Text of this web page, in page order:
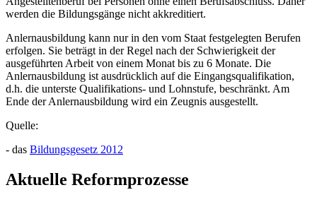
werden die Bildungsgänge nicht akkreditiert.
Anlernausbildung kann nur in den vom Staat festgelegten Berufen
erfolgen. Sie beträgt in der Regel nach der Schwierigkeit der
ausgeführten Arbeit von einem Monat bis zu 6 Monate. Die
Anlernausbildung ist ausdrücklich auf die Eingangsqualifikation,
d.h. die unterste Qualifikations- und Lohnstufe, beschränkt. Am
Ende der Anlernausbildung wird ein Zeugnis ausgestellt.
Quelle:
- das Bildungsgesetz 2012
Aktuelle Reformprozesse